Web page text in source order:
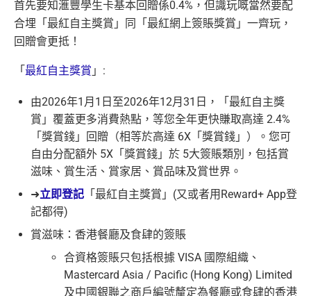
首先要知滙豐學生卡基本回贈係0.4% ，但識玩嘅當然要配
合埋「最紅自主獎賞」同「最紅網上簽賬獎賞」一齊玩，
回贈會更抵！
「 最紅自主獎賞 」 :
由2026年1 月 1 日至2026年12月 31 日，「最紅自主獎
賞」覆蓋更多消費熱點，等您全年更快賺取高達 2.4%
「獎賞錢」回贈（相等於高達 6X 「獎賞錢」）。您可
自由分配額外 5X 「獎賞錢」於 5大簽賬類別，包括賞
滋味、賞生活、賞家居、賞品味及賞世界。
➜立即登記 「最紅自主獎賞」 (又或者用 Reward+ App登
記都得)
賞滋味：香港餐廳及食肆的簽賬
合資格簽賬只包括根據 VISA 國際組織、
Mastercard Asia / Pacific (Hong Kong) Limited
及中國銀聯之商戶編號釐定為餐廳或食肆的香港